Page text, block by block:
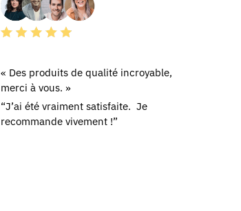
la
page
du
« Des produits de qualité incroyable,
merci à vous. »
“J’ai été vraiment satisfaite. Je
recommande vivement !”